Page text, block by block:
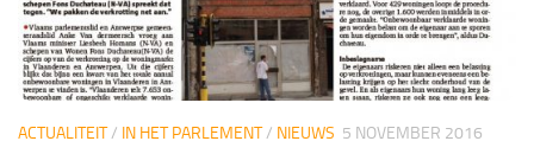
ACTUALITEIT/ IN HET PARLEMENT/ NIEUWS 5 NOVEMBER 2016